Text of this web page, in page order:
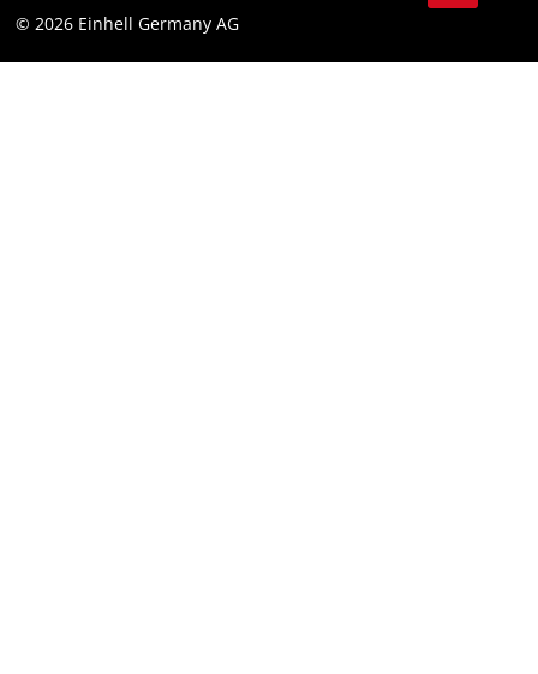
Cumplimiento
Tiktok
© 2026 Einhell Germany AG